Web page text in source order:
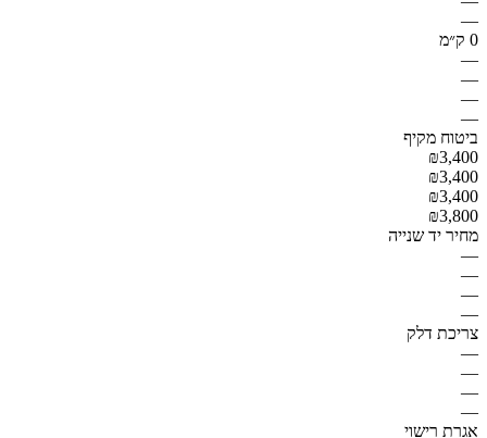
—
0 ק״מ
—
—
—
—
ביטוח מקיף
₪3,400
₪3,400
₪3,400
₪3,800
מחיר יד שנייה
—
—
—
—
צריכת דלק
—
—
—
—
אגרת רישוי